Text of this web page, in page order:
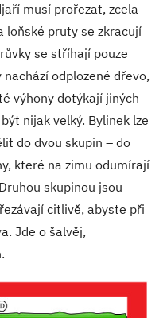
musí prořezat, zcela
loňské pruty se zkracují
se stříhají pouze
odplozené dřevo,
výhony dotýkají jiných
nijak velký. Bylinek lze
do dvou skupin – do
které na zimu odumírají
skupinou jsou
citlivě, abyste při
Jde o šalvěj,